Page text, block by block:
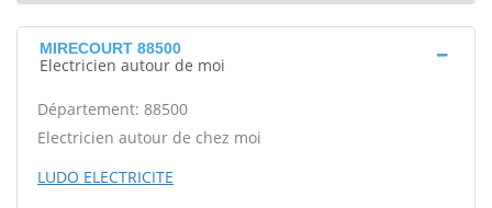
MIRECOURT 88500
Electricien autour de moi
Département: 88500
Electricien autour de chez moi
LUDO ELECTRICITE